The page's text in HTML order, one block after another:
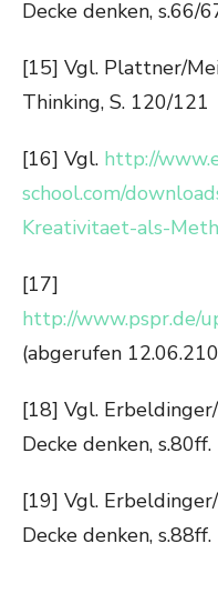
Decke denken, s.66/
[15] Vgl. Plattner/
Thinking, S. 120/121
[16] Vgl. http://
school.com/
Kreativitaet-als-
[17]
http://www.pspr.de/
(abgerufen
[18] Vgl.
Decke denken, s.80ff.
[19] Vgl.
Decke denken, s.88ff.